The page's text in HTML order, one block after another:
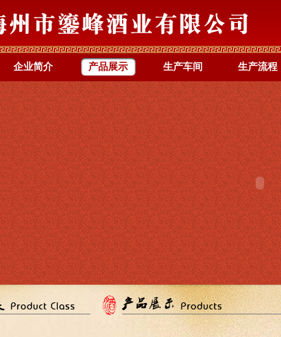
企业简介 产品展示 生产车间 生产流程